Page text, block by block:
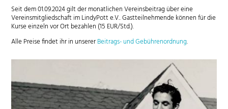
Seit dem 01.09.2024 gilt der monatlichen Vereinsbeitrag über eine
Vereinsmitgliedschaft im LindyPott e.V.. Gastteilnehmende können für die
Kurse einzeln vor Ort bezahlen (15 EUR/Std.).
Alle Preise findet ihr in unsererBeitrags- und Gebührenordnung.